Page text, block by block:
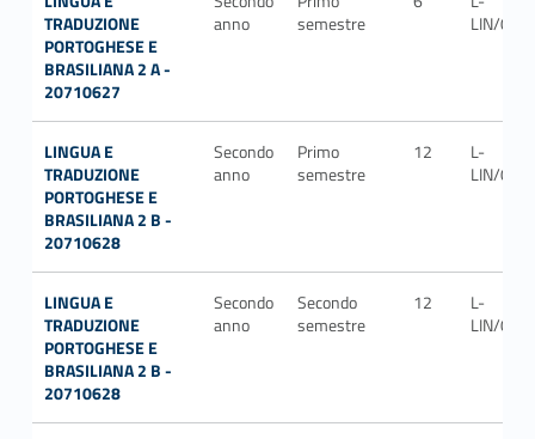
TRADUZIONE
PORTOGHESE E
BRASILIANA 2 A -
20710627
anno
semestre
LIN/09
LINGUA E
TRADUZIONE
PORTOGHESE E
BRASILIANA 2 B -
20710628
Secondo
anno
Primo
semestre
12
L-
LIN/09
LINGUA E
TRADUZIONE
PORTOGHESE E
BRASILIANA 2 B -
20710628
Secondo
anno
Secondo
semestre
12
L-
LIN/09